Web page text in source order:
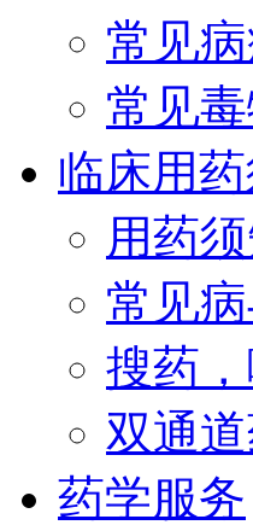
常见
常见
临床用
用药
常见
搜药
双通
药学服务